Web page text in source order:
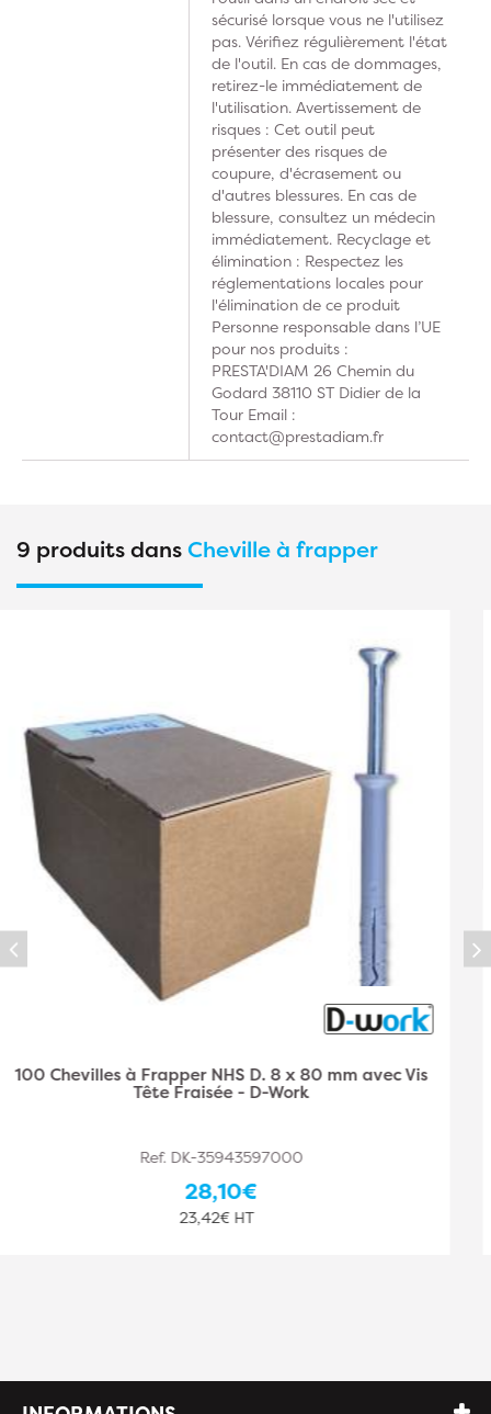
sécurisé lorsque vous ne l'utilisez
pas. Vérifiez régulièrement l'état
de l'outil. En cas de dommages,
retirez-le immédiatement de
l'utilisation. Avertissement de
risques : Cet outil peut
présenter des risques de
coupure, d'écrasement ou
d'autres blessures. En cas de
blessure, consultez un médecin
immédiatement. Recyclage et
élimination : Respectez les
réglementations locales pour
l'élimination de ce produit
Personne responsable dans l’UE
pour nos produits :
PRESTA'DIAM 26 Chemin du
Godard 38110 ST Didier de la
Tour Email :
contact@prestadiam.fr
9 produits dansCheville à frapper
100 Chevilles à frapper NHS D. 8 x 100 mm avec Vis
Tête Fraisée - D-Work
Ref. DK-35943597001
49,10€
40,92€ HT